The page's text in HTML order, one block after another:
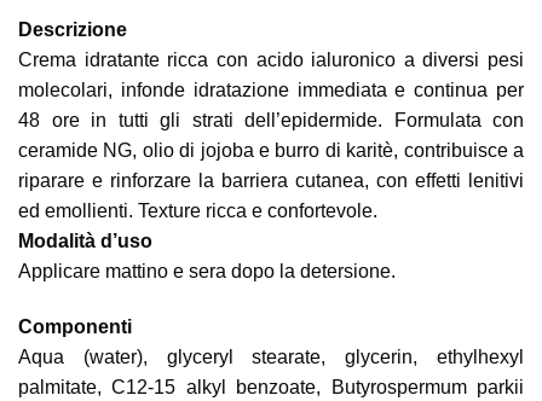
Descrizione
Crema idratante ricca con acido ialuronico a diversi pesi
molecolari, infonde idratazione immediata e continua per
48 ore in tutti gli strati dell’epidermide. Formulata con
ceramide NG, olio di jojoba e burro di karitè, contribuisce a
riparare e rinforzare la barriera cutanea, con effetti lenitivi
ed emollienti. Texture ricca e confortevole.
Modalità d’uso
Applicare mattino e sera dopo la detersione.
Componenti
Aqua (water), glyceryl stearate, glycerin, ethylhexyl
palmitate, C12-15 alkyl benzoate, Butyrospermum parkii